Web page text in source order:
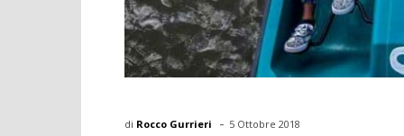
di Rocco Gurrieri - 5 Ottobre 2018